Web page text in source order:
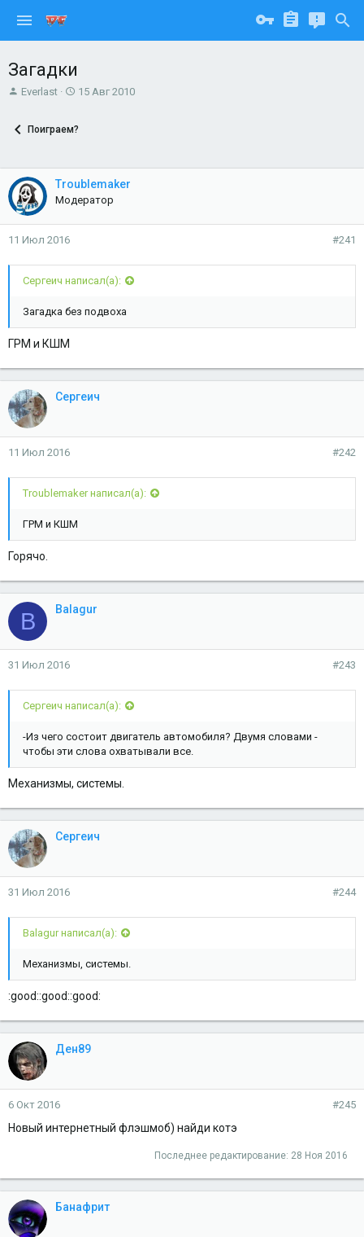
Загадки
А
о
е
м
ы
Everlast
Д
ч
л
а
15 Авг 2010
Поиграем?
Troublemaker
Модератор
11 Июл 2016 #241
Сергеич написал(а):
Загадка без подвоха
ГРМ и КШМ
Сергеич
11 Июл 2016 #242
Troublemaker написал(а):
ГРМ и КШМ
Горячо.
B Balagur
31 Июл 2016 #243
Сергеич написал(а):
-Из чего состоит двигатель автомобиля? Двумя словами -
чтобы эти слова охватывали все.
Механизмы, системы.
Сергеич
31 Июл 2016 #244
Balagur написал(а):
Механизмы, системы.
:good::good::good:
Ден89
6 Окт 2016 #245
Новый интернетный флэшмоб) найди котэ
Последнее редактирование: 28 Ноя 2016
Банафрит